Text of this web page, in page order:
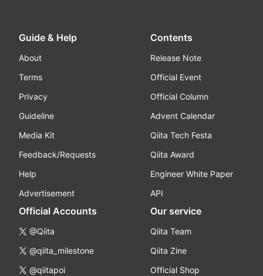
Guide & Help
About
Terms
Privacy
Guideline
Media Kit
Feedback/Requests
Help
Advertisement
Contents
Release Note
Official Event
Official Column
Advent Calendar
Qiita Tech Festa
Qiita Award
Engineer White Paper
API
Official Accounts
@Qiita
@qiita_milestone
@qiitapoi
Our service
Qiita Team
Qiita Zine
Official Shop